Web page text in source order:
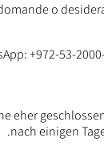
o
eher
nach einigen